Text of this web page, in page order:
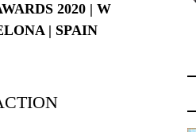
2020 | W
| SPAIN